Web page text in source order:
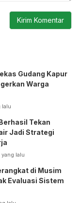
Gudang Kapur
Warga
lalu
Tekan
Jadi Strategi
yang lalu
di Musim
Evaluasi Sistem